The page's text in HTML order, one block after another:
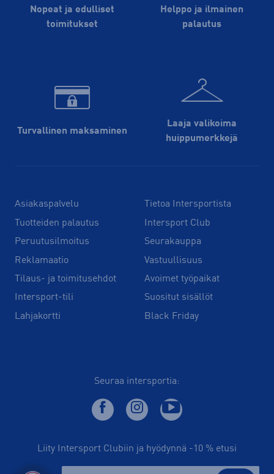
Nopeat ja edulliset
toimitukset
Helppo ja ilmainen
palautus
Turvallinen maksaminen
Laaja valikoima
huippu­merkkejä
Asiakaspalvelu
Tuotteiden palautus
Peruutusilmoitus
Reklamaatio
Tilaus- ja toimitusehdot
Intersport-tili
Lahjakortti
Tietoa Intersportista
Intersport Club
Seurakauppa
Vastuullisuus
Avoimet työpaikat
Suositut sisällöt
Black Friday
Seuraa intersportia:
Liity Intersport Clubiin ja hyödynnä -10 % etusi